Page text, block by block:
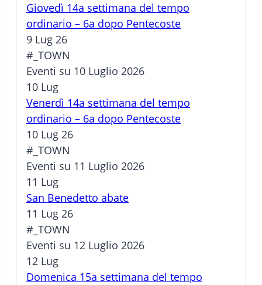
Giovedì 14a settimana del tempo
ordinario – 6a dopo Pentecoste
9 Lug 26
#_TOWN
Eventi su 10 Luglio 2026
10 Lug
Venerdì 14a settimana del tempo
ordinario – 6a dopo Pentecoste
10 Lug 26
#_TOWN
Eventi su 11 Luglio 2026
11 Lug
San Benedetto abate
11 Lug 26
#_TOWN
Eventi su 12 Luglio 2026
12 Lug
Domenica 15a settimana del tempo